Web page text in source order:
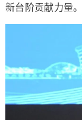
新台阶贡献力量。